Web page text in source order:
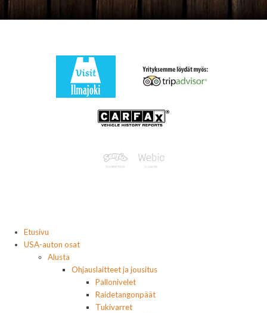
Etusivu
USA-auton osat
Alusta
Ohjauslaitteet ja jousitus
Pallonivelet
Raidetangonpäät
Tukivarret